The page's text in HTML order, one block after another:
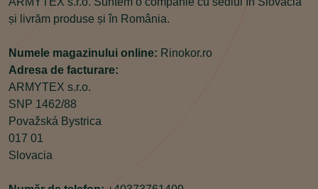
și livrăm produse și în România.
Numele magazinului online: Rinokor.ro
Adresa de facturare:
ARMYTEX s.r.o.
SNP 1462/88
Považská Bystrica
017 01
Slovacia